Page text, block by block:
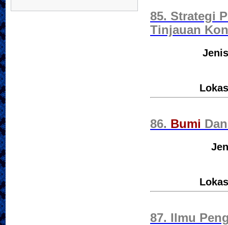
85. Strategi
Tinjauan
86. Bumi
87. Ilmu